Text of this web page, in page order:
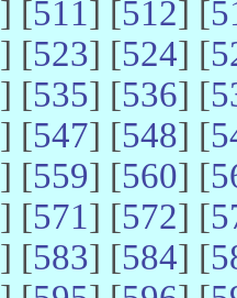
] [511] [512] [
] [523] [524] [
] [535] [536] [
] [547] [548] [
] [559] [560] [
] [571] [572] [
] [583] [584] [